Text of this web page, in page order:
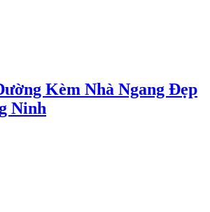
Kèm Nhà Ngang Đẹp
Ninh